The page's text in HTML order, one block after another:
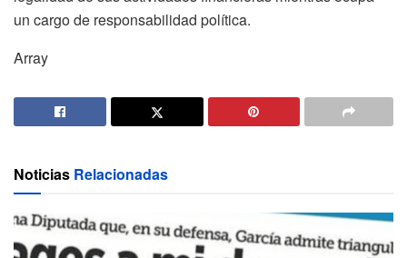
un cargo de responsabilidad política.
Array
Noticias Relacionadas